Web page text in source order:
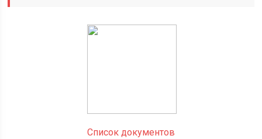
Список документов